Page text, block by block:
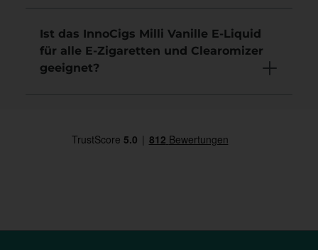
Ist das InnoCigs Milli Vanille E-Liquid
für alle E-Zigaretten und Clearomizer
geeignet?